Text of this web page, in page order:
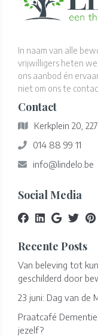
In naam van alle
vrijwilligers heten
ons aanbod én
niet om ons te
Contact
Kerkplein 20,
014 88 99 11
info@lindelo.be
Social Media
Recente Posts
Van beleving tot
geschilderd door
23 juni: Dag van de
Praatcafé
jezelf?